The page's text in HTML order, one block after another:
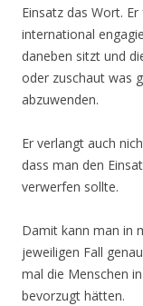
Einsatz das Wort.
international
daneben sitzt und
oder zuschaut was
abzuwenden.
Er verlangt auch
dass man den
verwerfen sollte.
Damit kann man in
jeweiligen Fall
mal die Menschen
bevorzugt hätten.